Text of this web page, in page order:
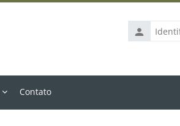
Identificação
de
Contato